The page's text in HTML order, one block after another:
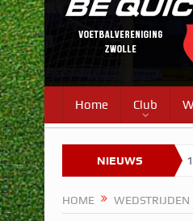
Home Club
NIEUWS
7 Selectie Vrouwen 1
HOME WEDSTRIJDEN